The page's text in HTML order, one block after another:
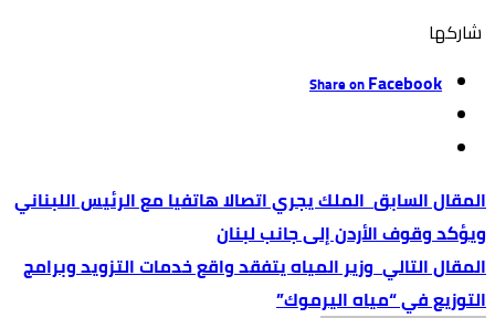
‫‫ شاركها‬
Share onFacebook
الملك يجري اتصالا هاتفيا مع الرئيس اللبناني
ويؤكد وقوف الأردن إلى جانب لبنان
وزير المياه يتفقد واقع خدمات التزويد وبرامج
التوزيع في “مياه اليرموك”